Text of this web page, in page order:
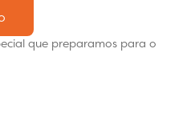
que preparamos para o